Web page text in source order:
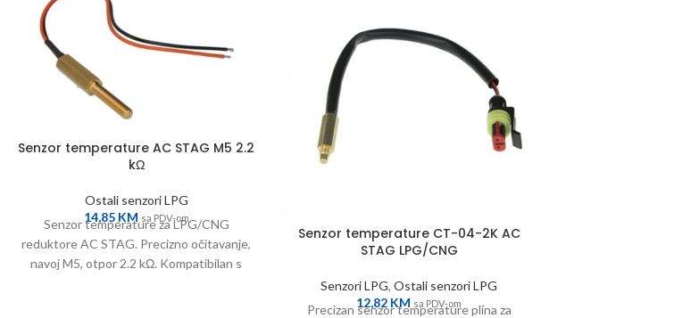
Senzor temperature AC STAG M5 2.2
kΩ
Ostali senzori LPG
14,85 KM sa PDV-om
Senzor temperature za LPG/CNG
reduktore AC STAG. Precizno očitavanje,
navoj M5, otpor 2.2 kΩ. Kompatibilan s
Senzor temperature CT-04-2K AC
STAG LPG/CNG
Senzori LPG,Ostali senzori LPG
12,82 KM sa PDV-om
Precizan senzor temperature plina za